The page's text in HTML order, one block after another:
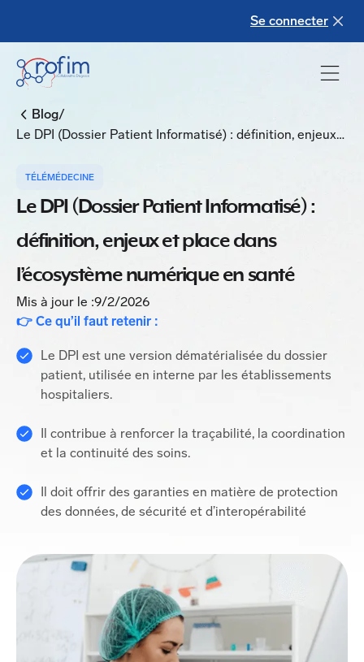
Se connecter
Blog/
Le DPI (Dossier Patient Informatisé) : définition, enjeux
TÉLÉMÉDECINE
Le DPI (Dossier Patient Informatisé) :
définition, enjeux et place dans
l’écosystème numérique en santé
Mis à jour le :9/2/2026
👉 Ce qu’il faut retenir :
Le DPI est une version dématérialisée du dossier
patient, utilisée en interne par les établissements
hospitaliers.
Il contribue à renforcer la traçabilité, la coordination
et la continuité des soins.
Il doit offrir des garanties en matière de protection
des données, de sécurité et d’interopérabilité